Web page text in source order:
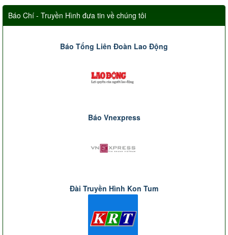
Báo Chí - Truyền Hình đưa tin về chúng tôi
Báo Tổng Liên Đoàn Lao Động
Báo Vnexpress
Đài Truyền Hình Kon Tum